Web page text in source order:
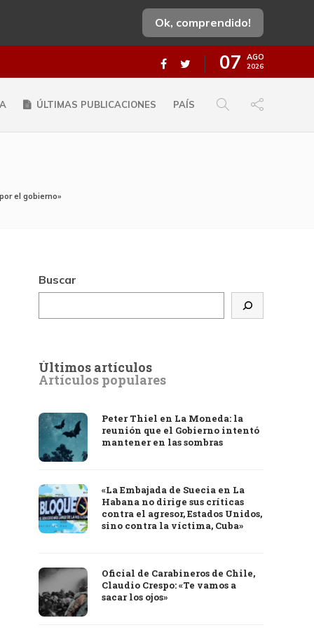
Ok, comprendido!
07 AGO
2026
ÚLTIMAS PUBLICACIONES PAÍS
el gobierno»
Buscar
Últimos artículos
Artículos populares
Peter Thiel en La Moneda: la
reunión que el Gobierno intentó
mantener en las sombras
«La Embajada de Suecia en La
Habana no dirige sus críticas
contra el agresor, Estados Unidos,
sino contra la víctima, Cuba»
Oficial de Carabineros de Chile,
Claudio Crespo: «Te vamos a
sacar los ojos»